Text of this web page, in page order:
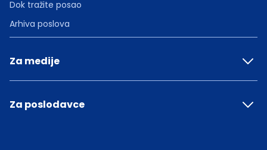
Dok tražite posao
Arhiva poslova
Za medije
Za poslodavce